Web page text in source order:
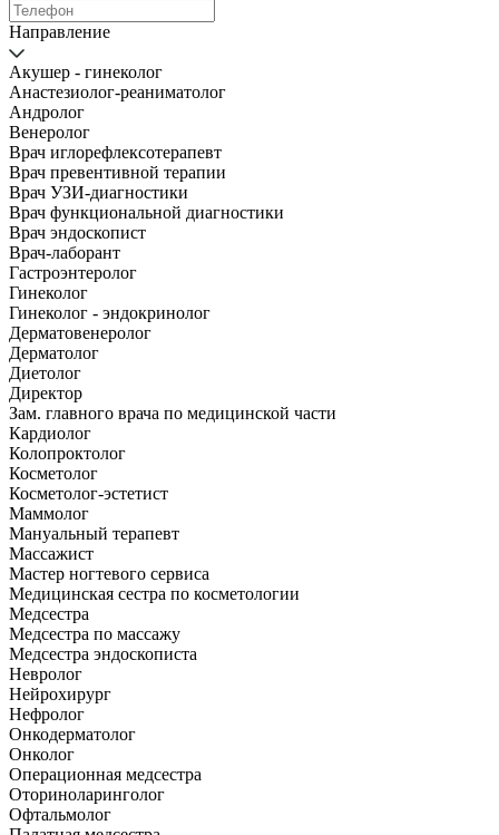
Направление
Акушер - гинеколог
Анастезиолог-реаниматолог
Андролог
Венеролог
Врач иглорефлексотерапевт
Врач превентивной терапии
Врач УЗИ-диагностики
Врач функциональной диагностики
Врач эндоскопист
Врач-лаборант
Гастроэнтеролог
Гинеколог
Гинеколог - эндокринолог
Дерматовенеролог
Дерматолог
Диетолог
Директор
Зам. главного врача по медицинской части
Кардиолог
Колопроктолог
Косметолог
Косметолог-эстетист
Маммолог
Мануальный терапевт
Массажист
Мастер ногтевого сервиса
Медицинская сестра по косметологии
Медсестра
Медсестра по массажу
Медсестра эндоскописта
Невролог
Нейрохирург
Нефролог
Онкодерматолог
Онколог
Операционная медсестра
Оториноларинголог
Офтальмолог